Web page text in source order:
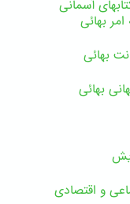
آسمانی
بهائی
بهائی
بهائی
و اقتصادی